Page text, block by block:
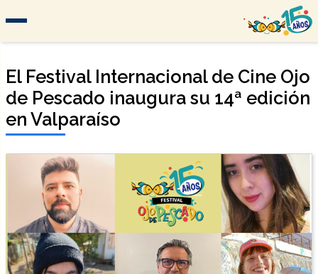
El Festival Internacional de Cine Ojo
de Pescado inaugura su 14ª edición
en Valparaíso